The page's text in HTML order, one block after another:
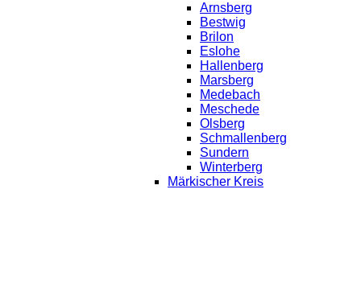
Arnsberg
Bestwig
Brilon
Eslohe
Hallenberg
Marsberg
Medebach
Meschede
Olsberg
Schmallenberg
Sundern
Winterberg
Märkischer Kreis